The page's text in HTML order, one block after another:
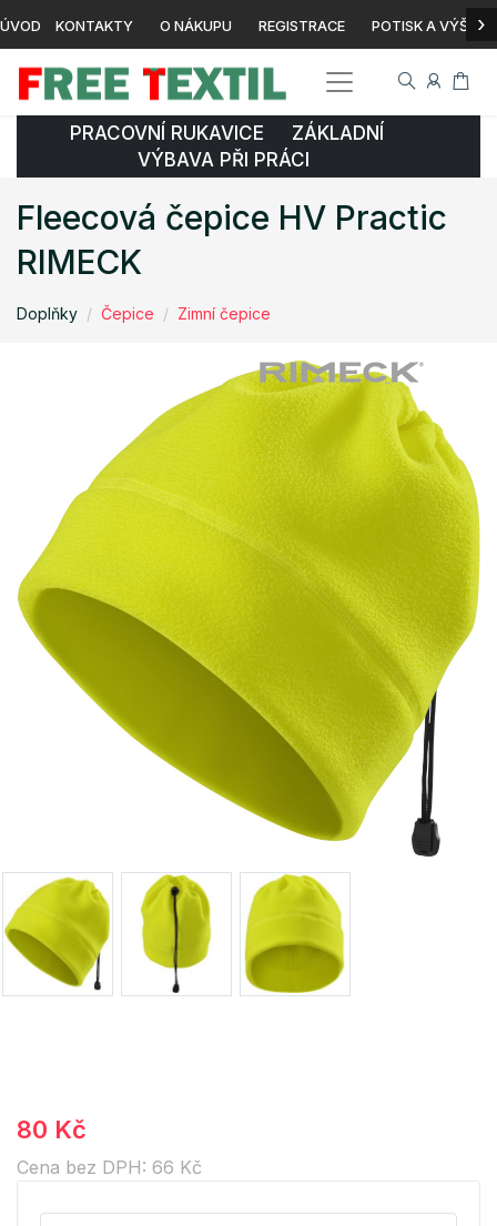
ÚVOD KONTAKTY O NÁKUPU REGISTRACE POTISK A ›
PRACOVNÍ RUKAVICE ZÁKLADNÍ
VÝBAVA PŘI PRÁCI
Fleecová čepice HV Practic
RIMECK
Doplňky Čepice Zimní čepice
80 Kč
Cena bez DPH: 66 Kč